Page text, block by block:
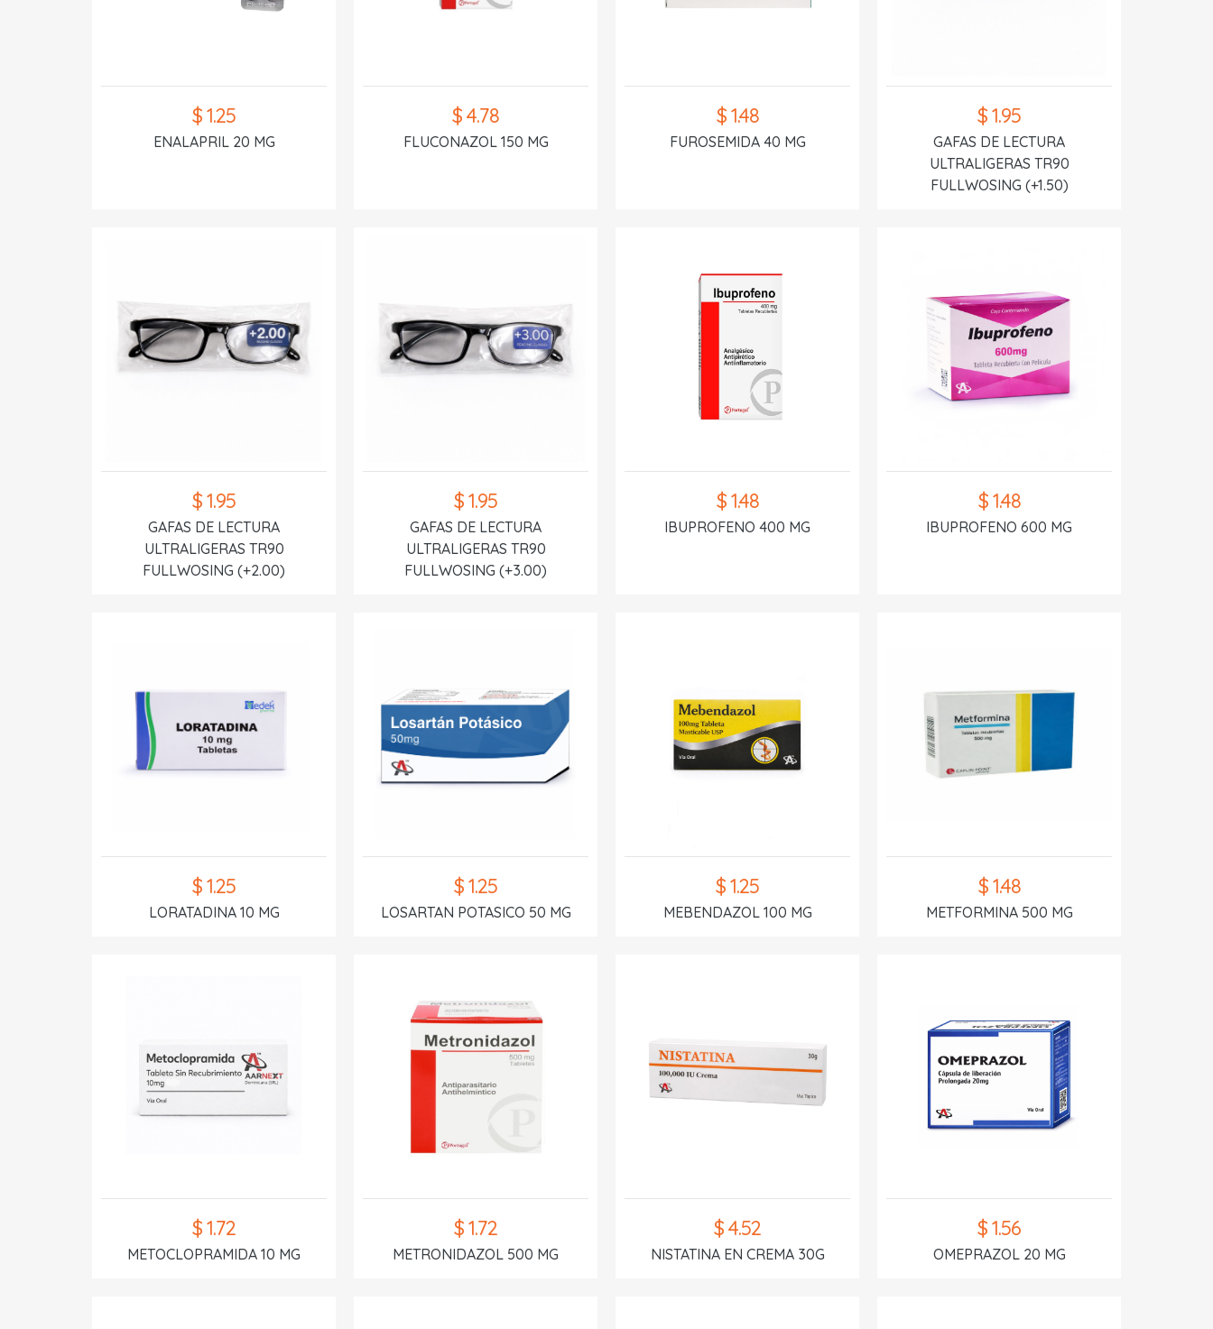
$ 1.25
ENALAPRIL 20 MG
$ 4.78
FLUCONAZOL 150 MG
$ 1.48
FUROSEMIDA 40 MG
$ 1.95
GAFAS DE LECTURA
ULTRALIGERAS TR90
FULLWOSING (+1.50)
$ 1.95
GAFAS DE LECTURA
ULTRALIGERAS TR90
FULLWOSING (+2.00)
$ 1.95
GAFAS DE LECTURA
ULTRALIGERAS TR90
FULLWOSING (+3.00)
$ 1.48
IBUPROFENO 400 MG
$ 1.48
IBUPROFENO 600 MG
$ 1.25
LORATADINA 10 MG
$ 1.25
LOSARTAN POTASICO 50 MG
$ 1.25
MEBENDAZOL 100 MG
$ 1.48
METFORMINA 500 MG
$ 1.72
METOCLOPRAMIDA 10 MG
$ 1.72
METRONIDAZOL 500 MG
$ 4.52
NISTATINA EN CREMA 30G
$ 1.56
OMEPRAZOL 20 MG